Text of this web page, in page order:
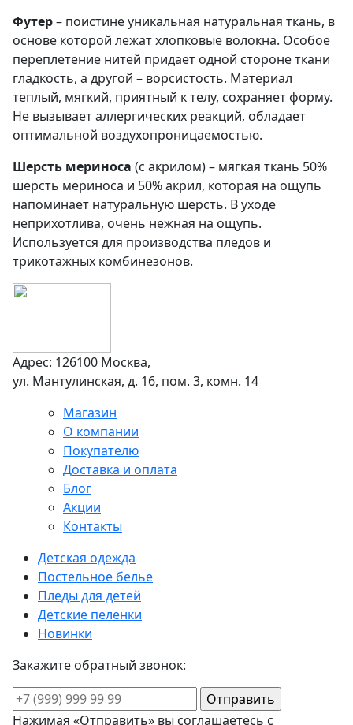
Футер– поистине уникальная натуральная ткань, в
основе которой лежат хлопковые волокна. Особое
переплетение нитей придает одной стороне ткани
гладкость, а другой – ворсистость. Материал
теплый, мягкий, приятный к телу, сохраняет форму.
Не вызывает аллергических реакций, обладает
оптимальной воздухопроницаемостью.
Шерсть мериноса (с акрилом) – мягкая ткань 50%
шерсть мериноса и 50% акрил, которая на ощупь
напоминает натуральную шерсть. В уходе
неприхотлива, очень нежная на ощупь.
Используется для производства пледов и
трикотажных комбинезонов.
Адрес: 126100 Москва,
ул. Мантулинская, д. 16, пом. 3, комн. 14
Магазин
О компании
Покупателю
Доставка и оплата
Блог
Акции
Контакты
Детская одежда
Постельное белье
Пледы для детей
Детские пеленки
Новинки
Закажите обратный звонок:
Нажимая «Отправить» вы соглашаетесь с